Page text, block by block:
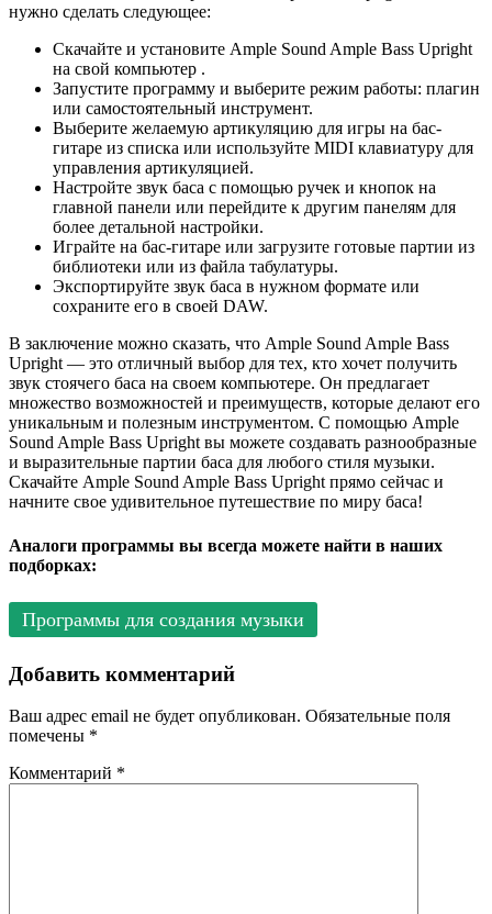
нужно сделать следующее:
Скачайте и установите Ample Sound Ample Bass Upright
на свой компьютер .
Запустите программу и выберите режим работы: плагин
или самостоятельный инструмент.
Выберите желаемую артикуляцию для игры на бас-
гитаре из списка или используйте MIDI клавиатуру для
управления артикуляцией.
Настройте звук баса с помощью ручек и кнопок на
главной панели или перейдите к другим панелям для
более детальной настройки.
Играйте на бас-гитаре или загрузите готовые партии из
библиотеки или из файла табулатуры.
Экспортируйте звук баса в нужном формате или
сохраните его в своей DAW.
В заключение можно сказать, что Ample Sound Ample Bass
Upright — это отличный выбор для тех, кто хочет получить
звук стоячего баса на своем компьютере. Он предлагает
множество возможностей и преимуществ, которые делают его
уникальным и полезным инструментом. С помощью Ample
Sound Ample Bass Upright вы можете создавать разнообразные
и выразительные партии баса для любого стиля музыки.
Скачайте Ample Sound Ample Bass Upright прямо сейчас и
начните свое удивительное путешествие по миру баса!
Аналоги программы вы всегда можете найти в наших
подборках:
Программы для создания музыки
Добавить комментарий
Ваш адрес email не будет опубликован. Обязательные поля
помечены *
Комментарий *